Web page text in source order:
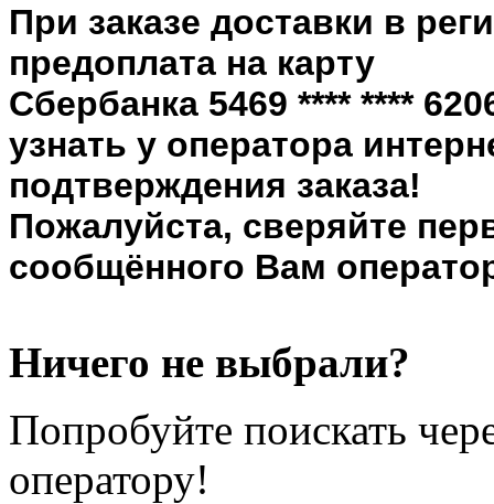
При заказе доставки в
предоплата на карту
Сбербанка 5469 **** ****
узнать у оператора
подтверждения заказа!
Пожалуйста, сверяйте
сообщённого Вам
Ничего не выбрали?
Попробуйте поискать
оператору!